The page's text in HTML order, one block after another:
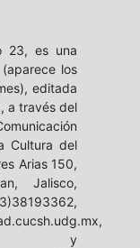
es una
los
editada
a través del
Cultura del
Arias 150,
Jalisco,
y